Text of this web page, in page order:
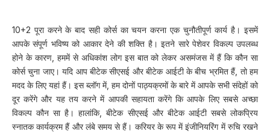
10+2 पूरा करने के बाद सही कोर्स का चयन करना एक चुनौतीपूर्ण कार्य है। इसमें
आपके संपूर्ण भविष्य को आकार देने की शक्ति है। इतने सारे पेशेवर विकल्प उपलब्ध
होने के कारण, हममें से अधिकांश लोग इस बात को लेकर असमंजस में हैं कि कौन सा
कोर्स चुना जाए। यदि आप बीटेक सीएसई और बीटेक आईटी के बीच भ्रमित हैं, तो हम
मदद के लिए यहां हैं। इस ब्लॉग में, हम दोनों पाठ्यक्रमों के बारे में आपके सभी संदेहों को
दूर करेंगे और यह तय करने में आपकी सहायता करेंगे कि आपके लिए सबसे अच्छा
विकल्प कौन सा है। हालांकि, बीटेक सीएसई और बीटेक आईटी सबसे लोकप्रिय
स्नातक कार्यक्रम हैं और लंबे समय से हैं। करियर के रूप में इंजीनियरिंग में रुचि रखने